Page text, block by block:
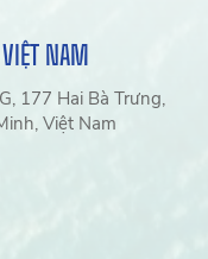
NAM
177 Hai Bà Trưng,
Việt Nam